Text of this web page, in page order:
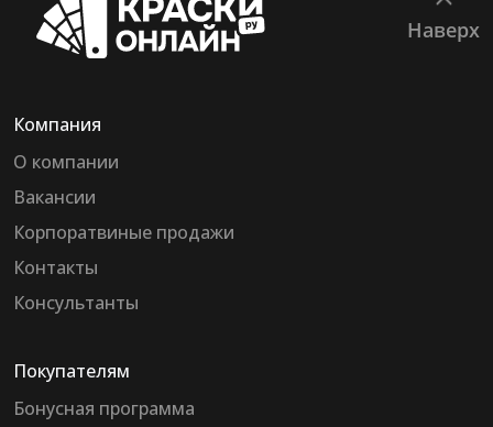
Наверх
Компания
О компании
Вакансии
Корпоратвиные продажи
Контакты
Консультанты
Покупателям
Бонусная программа